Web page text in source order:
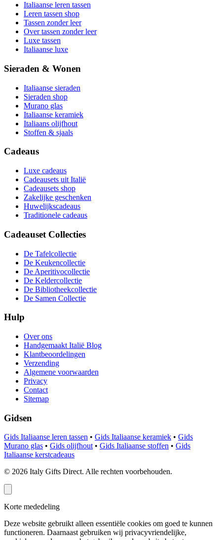
Italiaanse leren tassen
Leren tassen shop
Tassen zonder leer
Over tassen zonder leer
Luxe tassen
Italiaanse luxe
Sieraden & Wonen
Italiaanse sieraden
Sieraden shop
Murano glas
Italiaanse keramiek
Italiaans olijfhout
Stoffen & sjaals
Cadeaus
Luxe cadeaus
Cadeausets uit Italië
Cadeausets shop
Zakelijke geschenken
Huwelijkscadeaus
Traditionele cadeaus
Cadeauset Collecties
De Tafelcollectie
De Keukencollectie
De Aperitivocollectie
De Keldercollectie
De Bibliotheekcollectie
De Samen Collectie
Hulp
Over ons
Handgemaakt Italië Blog
Klantbeoordelingen
Verzending
Algemene voorwaarden
Privacy
Contact
Sitemap
Gidsen
Gids Italiaanse leren tassen • Gids Italiaanse keramiek • Gids
Murano glas • Gids olijfhout • Gids Italiaanse stoffen • Gids
Italiaanse kerstcadeaus
© 2026 Italy Gifts Direct. Alle rechten voorbehouden.
Korte mededeling
Deze website gebruikt alleen essentiële cookies om goed te kunnen
functioneren. Daarnaast gebruiken wij privacyvriendelijke,